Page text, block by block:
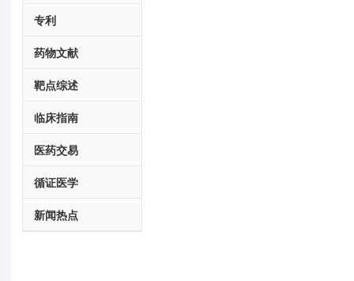
专利
药物文献
靶点综述
临床指南
医药交易
循证医学
新闻热点